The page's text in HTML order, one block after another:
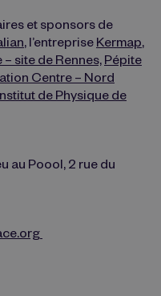
et sponsors de
, l’entrepriseKermap,
site de Rennes,Pépite
Centre – Nord
de Physique de
au Poool, 2 rue du